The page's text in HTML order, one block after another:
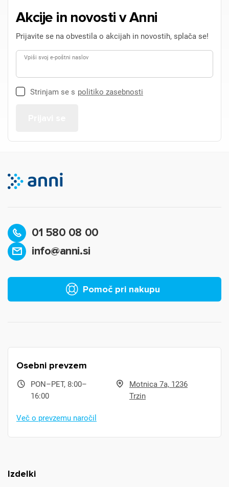
Akcije in novosti v Anni
Prijavite se na obvestila o akcijah in novostih, splača se!
Vpiši svoj e-poštni naslov
Strinjam se s politiko zasebnosti
01 580 08 00
info@anni.si
Pomoč pri nakupu
Izdelki
Osebni prevzem
PON–PET, 8:00–
16:00
Motnica 7a, 1236
Trzin
Več o prevzemu naročil